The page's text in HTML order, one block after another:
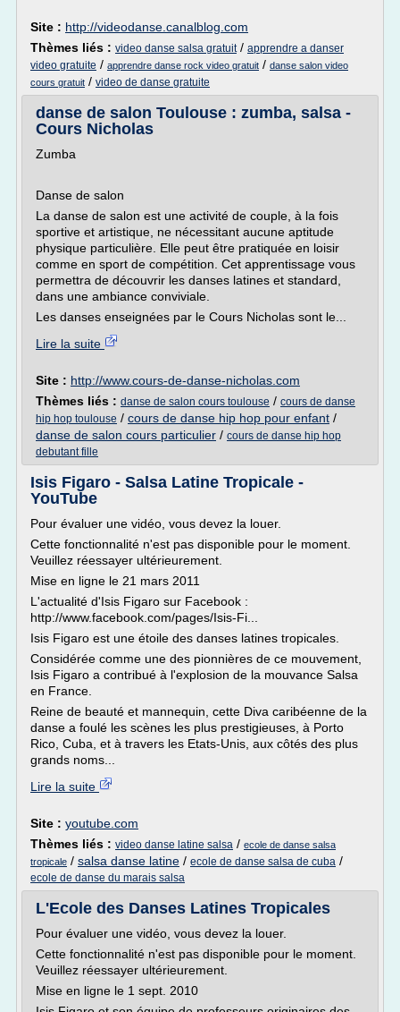
Site : http://videodanse.canalblog.com
Thèmes liés : video danse salsa gratuit/ apprendre a danser
video gratuite / apprendre danse rock video gratuit / danse salon video
cours gratuit / video de danse gratuite
danse de salon Toulouse : zumba, salsa -
Cours Nicholas
Zumba
Danse de salon
La danse de salon est une activité de couple, à la fois
sportive et artistique, ne nécessitant aucune aptitude
physique particulière. Elle peut être pratiquée en loisir
comme en sport de compétition. Cet apprentissage vous
permettra de découvrir les danses latines et standard,
dans une ambiance conviviale.
Les danses enseignées par le Cours Nicholas sont le...
Lire la suite
Site : http://www.cours-de-danse-nicholas.com
Thèmes liés : danse de salon cours toulouse / cours de danse
hip hop toulouse / cours de danse hip hop pour enfant /
danse de salon cours particulier / cours de danse hip hop
debutant fille
Isis Figaro - Salsa Latine Tropicale -
YouTube
Pour évaluer une vidéo, vous devez la louer.
Cette fonctionnalité n'est pas disponible pour le moment.
Veuillez réessayer ultérieurement.
Mise en ligne le 21 mars 2011
L'actualité d'Isis Figaro sur Facebook :
http://www.facebook.com/pages/Isis-Fi...
Isis Figaro est une étoile des danses latines tropicales.
Considérée comme une des pionnières de ce mouvement,
Isis Figaro a contribué à l'explosion de la mouvance Salsa
en France.
Reine de beauté et mannequin, cette Diva caribéenne de la
danse a foulé les scènes les plus prestigieuses, à Porto
Rico, Cuba, et à travers les Etats-Unis, aux côtés des plus
grands noms...
Lire la suite
Site : youtube.com
Thèmes liés : video danse latine salsa / ecole de danse salsa
tropicale / salsa danse latine / ecole de danse salsa de cuba /
ecole de danse du marais salsa
L'Ecole des Danses Latines Tropicales
Pour évaluer une vidéo, vous devez la louer.
Cette fonctionnalité n'est pas disponible pour le moment.
Veuillez réessayer ultérieurement.
Mise en ligne le 1 sept. 2010